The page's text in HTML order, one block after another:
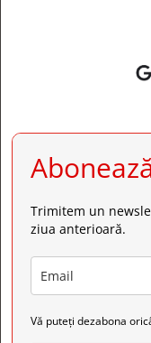
Trimitem un
ziua anterioară.
Vă puteți dezabona